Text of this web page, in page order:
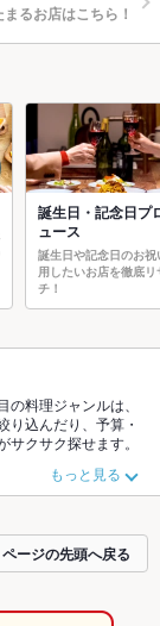
るお店はこちら！
誕生日・記念日プ
ュース
誕生日や記念日のお祝
用したいお店を徹底リ
チ！
料理ジャンルは、
り込んだり、予算・
クサク探せます。
お得なクーポンはも
など、お店の最新情
も、デートやパーテ
い。
もっと見る
ページの先頭へ戻る